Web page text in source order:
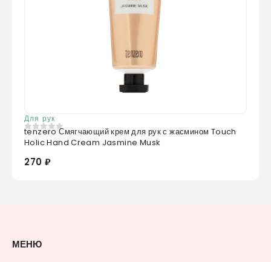
Для рук
0из 5
tenzero Смягчающий крем для рук с жасмином Touch
Holic Hand Cream Jasmine Musk
270 ₽
МЕНЮ